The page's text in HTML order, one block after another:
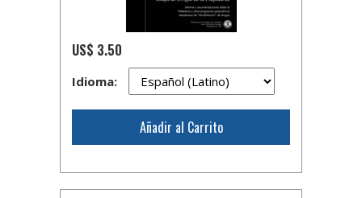
US$ 3.50
Idioma:
Añadir al Carrito